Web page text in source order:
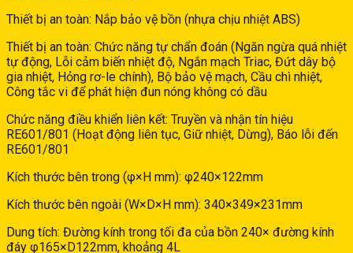
Thiết bị an toàn: Nắp bảo vệ bồn (nhựa chịu nhiệt ABS)
Thiết bị an toàn: Chức năng tự chẩn đoán (Ngăn ngừa quá nhiệt
tự động, Lỗi cảm biến nhiệt độ, Ngắn mạch Triac, Đứt dây bộ
gia nhiệt, Hỏng rơ-le chính), Bộ bảo vệ mạch, Cầu chì nhiệt,
Công tắc vi để phát hiện đun nóng không có dầu
Chức năng điều khiển liên kết: Truyền và nhận tín hiệu
RE601/801 (Hoạt động liên tục, Giữ nhiệt, Dừng), Báo lỗi đến
RE601/801
Kích thước bên trong (φ×H mm): φ240×122mm
Kích thước bên ngoài (W×D×H mm): 340×349×231mm
Dung tích: Đường kính trong tối đa của bồn 240× đường kính
đáy φ165×D122mm, khoảng 4L